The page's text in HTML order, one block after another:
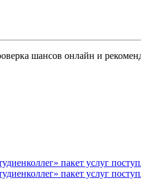
шансов онлайн и